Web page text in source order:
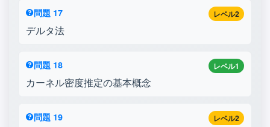
レベル2
問題 17
デルタ法
レベル1
問題 18
カーネル密度推定の基本概念
レベル2
問題 19